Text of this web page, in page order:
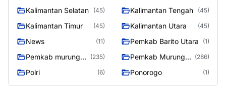
Kalimantan Selatan (45) Kalimantan Tengah (45)
Kalimantan Timur (45) Kalimantan Utara (45)
News (11) Pemkab Barito Utara (1)
Pemkab murung
(235)
Pemkab Murung
(286)
Polri (6) Ponorogo (1)